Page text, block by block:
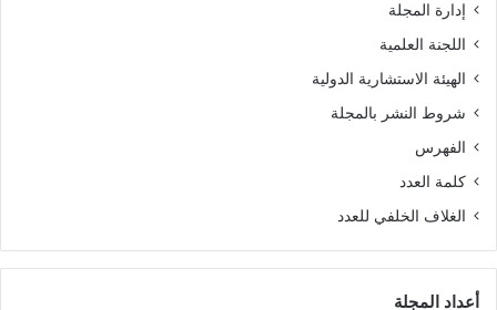
إدارة المجلة
اللجنة العلمية
الهيئة الاستشارية الدولية
شروط النشر بالمجلة
الفهرس
كلمة العدد
الغلاف الخلفي للعدد
أعداد المجلة